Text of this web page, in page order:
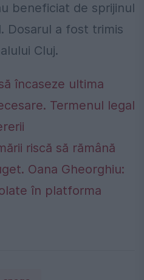
beneficiat de sprijinul
Dosarul a fost trimis
Cluj.
încaseze ultima
Termenul legal
riscă să rămână
Oana Gheorghiu:
în platforma